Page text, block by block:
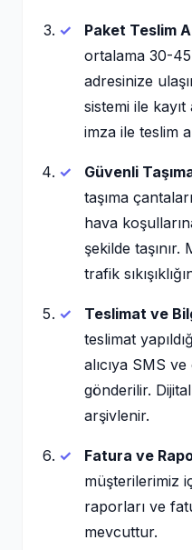
Paket Teslim
ortalama 30-
adresinize
sistemi ile kayıt
imza ile teslim
Güvenli
taşıma
hava
şekilde
trafik
Teslimat ve
teslimat
alıcıya SMS
gönderilir.
arşivlenir.
Fatura ve
müşterilerimiz
raporları ve
mevcuttur.